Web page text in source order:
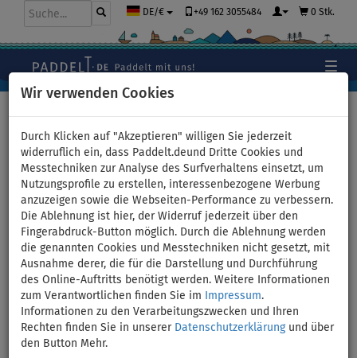
Wir verwenden Cookies
Durch Klicken auf "Akzeptieren" willigen Sie jederzeit
widerruflich ein, dass Paddelt.deund Dritte Cookies und
Messtechniken zur Analyse des Surfverhaltens einsetzt, um
Nutzungsprofile zu erstellen, interessenbezogene Werbung
anzuzeigen sowie die Webseiten-Performance zu verbessern.
Die Ablehnung ist hier, der Widerruf jederzeit über den
Fingerabdruck-Button möglich. Durch die Ablehnung werden
die genannten Cookies und Messtechniken nicht gesetzt, mit
Ausnahme derer, die für die Darstellung und Durchführung
des Online-Auftritts benötigt werden. Weitere Informationen
zum Verantwortlichen finden Sie im
Impressum.
Informationen zu den Verarbeitungszwecken und Ihren
Rechten finden Sie in unserer Datenschutzerklärungund über
den Button Mehr.
DE/€ +49 162 3055484 0 Stk.
T-Shirt Damen
PADDLEBOARDING NEON
GREEN Lycra kurzarm - Größe:
M
BIS
-11 %